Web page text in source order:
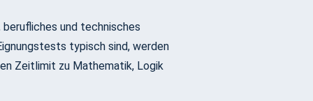
und technisches
typisch sind, werden
Zeitlimit zu Mathematik, Logik